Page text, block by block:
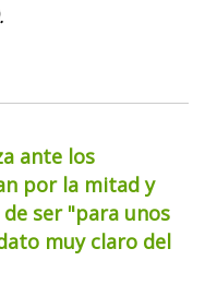
ante los
por la mitad y
ser "para unos
muy claro del